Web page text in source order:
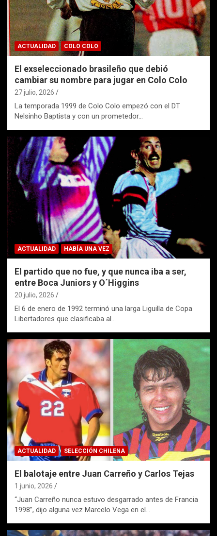
ACTUALIDAD COLO COLO
El exseleccionado brasileño que debió
cambiar su nombre para jugar en Colo Colo
27 julio, 2026
La temporada 1999 de Colo Colo empezó con el DT
Nelsinho Baptista y con un prometedor…
ACTUALIDAD HABÍA UNA VEZ
El partido que no fue, y que nunca iba a ser,
entre Boca Juniors y O´Higgins
20 julio, 2026
El 6 de enero de 1992 terminó una larga Liguilla de Copa
Libertadores que clasificaba al…
ACTUALIDAD SELECCIÓN CHILENA
El balotaje entre Juan Carreño y Carlos Tejas
1 junio, 2026
“Juan Carreño nunca estuvo desgarrado antes de Francia
1998”, dijo alguna vez Marcelo Vega en el…